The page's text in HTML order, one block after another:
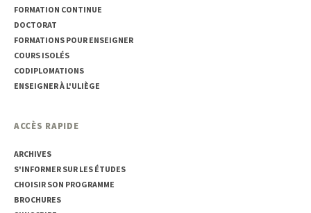
FORMATION CONTINUE
DOCTORAT
FORMATIONS POUR ENSEIGNER
COURS ISOLÉS
CODIPLOMATIONS
ENSEIGNER À L'ULIÈGE
ACCÈS RAPIDE
ARCHIVES
S'INFORMER SUR LES ÉTUDES
CHOISIR SON PROGRAMME
BROCHURES